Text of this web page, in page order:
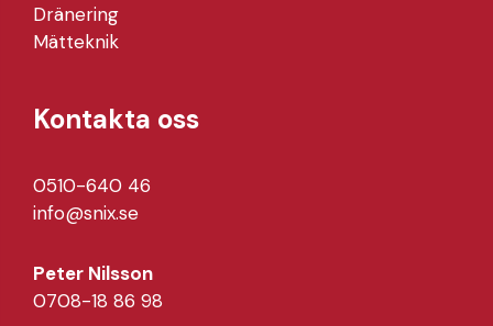
Dränering
Mätteknik
Kontakta oss
0510-640 46
info@snix.se
Peter Nilsson
0708-18 86 98